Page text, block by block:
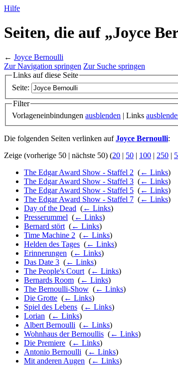
Hilfe
Seiten, die auf „Joyce
← Joyce Bernoulli
Zur Navigation springen Zur Suche springen
Links auf diese Seite
Seite:
Filter
Vorlageneinbindungen ausblenden | Links
Die folgenden Seiten verlinken aufJoyce Bernoulli:
Zeige (vorherige 50 | nächste 50) (20 | 50 | 100 | 250 |
The Edgar Award Show - Staffel 2 (← Links)
The Edgar Award Show - Staffel 3 (← Links)
The Edgar Award Show - Staffel 5 (← Links)
The Edgar Award Show - Staffel 7 (← Links)
Day of the Dead (← Links)
Presserummel (← Links)
Bernard stört (← Links)
Time Machine 2 (← Links)
Helden des Tages (← Links)
Erinnerungen (← Links)
Das Date 3 (← Links)
The People's Court (← Links)
Bernards Room (← Links)
The Bernoulli-Show (← Links)
Die Grotte (← Links)
Spiel des Lebens (← Links)
Lorian (← Links)
Albert Bernoulli (← Links)
Wohnhaus der Bernoullis (← Links)
Die Premiere (← Links)
Antonio Bernoulli (← Links)
Mit anderen Augen (← Links)